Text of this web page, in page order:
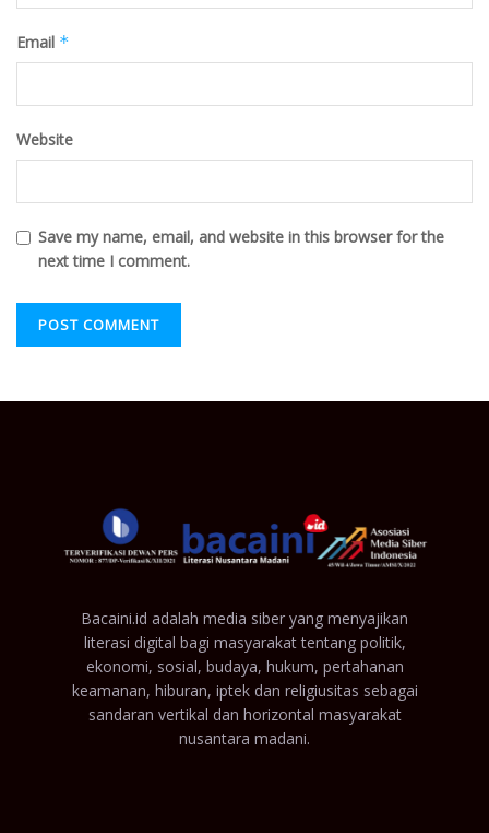
Email *
Website
Save my name, email, and website in this browser for the
next time I comment.
Bacaini.id adalah media siber yang menyajikan
literasi digital bagi masyarakat tentang politik,
ekonomi, sosial, budaya, hukum, pertahanan
keamanan, hiburan, iptek dan religiusitas sebagai
sandaran vertikal dan horizontal masyarakat
nusantara madani.